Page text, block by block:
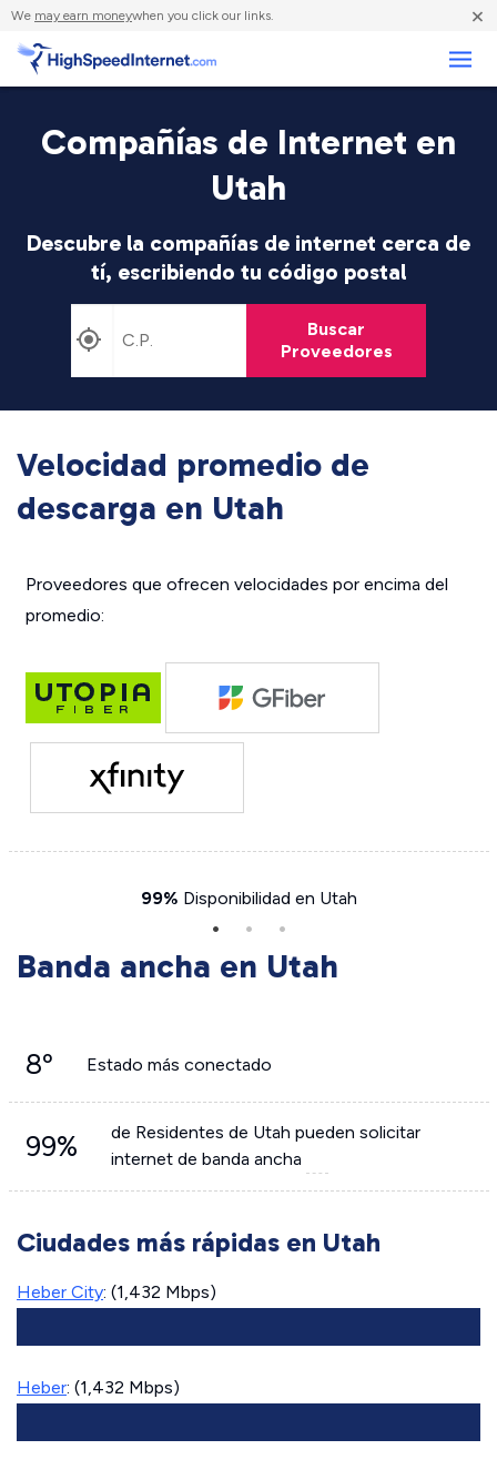
We may earn moneywhen you click our links. ×
Compañías de Internet en
Utah
Descubre la compañías de internet cerca de
tí, escribiendo tu código postal
Buscar
Proveedores
Velocidad promedio de
descarga en Utah
Proveedores que ofrecen velocidades por encima del
promedio:
99% Disponibilidad en Utah
Banda ancha en Utah
8º Estado más conectado
99%
de Residentes de Utah pueden solicitar
internet de banda ancha
Ciudades más rápidas en Utah
Heber City: (1,432 Mbps)
Heber: (1,432 Mbps)